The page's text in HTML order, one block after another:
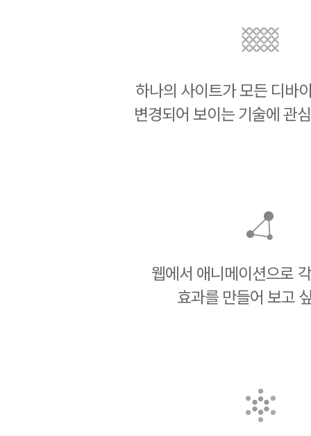
하나의 사이트가 모든 디바
변경되어 보이는 기술에 관
웹에서 애니메이션으로
효과를 만들어 보고